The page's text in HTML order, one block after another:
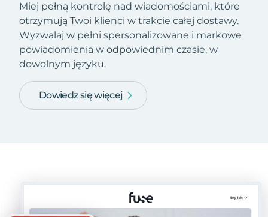
Miej pełną kontrolę nad wiadomościami, które
otrzymują Twoi klienci w trakcie całej dostawy.
Wyzwalaj w pełni spersonalizowane i markowe
powiadomienia w odpowiednim czasie, w
dowolnym języku.
Dowiedz się więcej